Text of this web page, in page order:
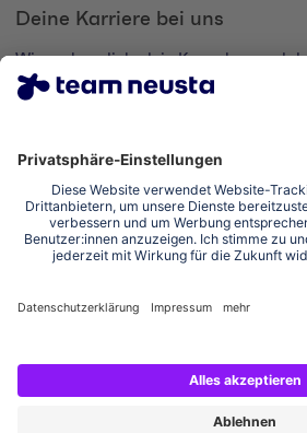
Deine Karriere bei uns
Wir suchen dich, dein Know-how und
dich und komm zur digital family.
Zum Karriere-Portal
Impressum
Cookie-Einstellungen Erklärung
Social Media Links
Instagram team